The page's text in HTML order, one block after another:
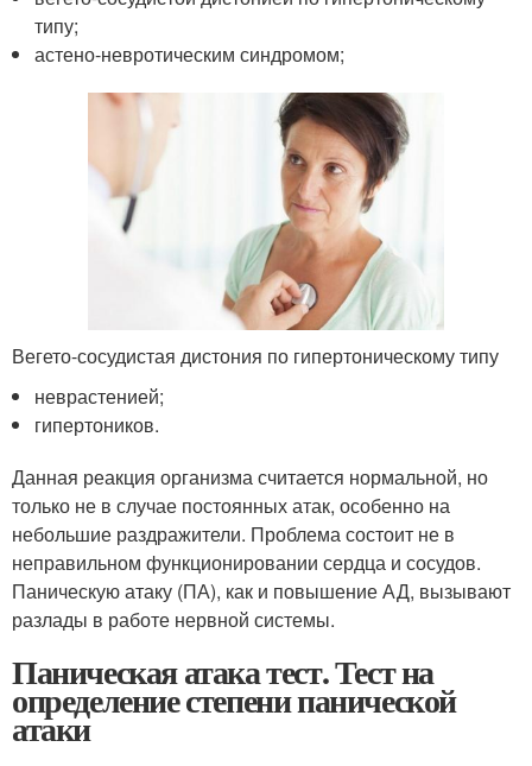
типу;
астено-невротическим синдромом;
Вегето-сосудистая дистония по гипертоническому типу
неврастенией;
гипертоников.
Данная реакция организма считается нормальной, но
только не в случае постоянных атак, особенно на
небольшие раздражители. Проблема состоит не в
неправильном функционировании сердца и сосудов.
Паническую атаку (ПА), как и повышение АД, вызывают
разлады в работе нервной системы.
Паническая атака тест. Тест на
определение степени панической
атаки